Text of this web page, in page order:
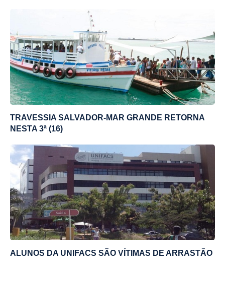
TRAVESSIA SALVADOR-MAR GRANDE RETORNA
NESTA 3ª (16)
ALUNOS DA UNIFACS SÃO VÍTIMAS DE ARRASTÃO